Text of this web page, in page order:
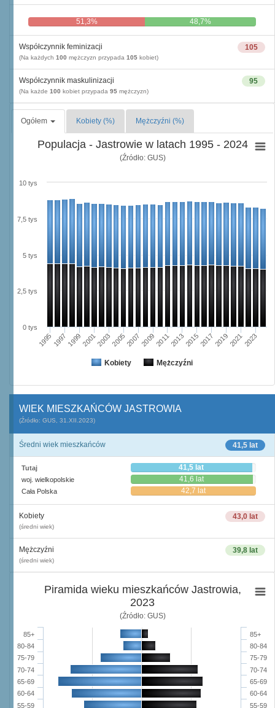
51,3% 48,7%
105
Współczynnik feminizacji
(Na każdych 100 mężczyzn przypada 105 kobiet)
95
Współczynnik maskulinizacji
(Na każde 100 kobiet przypada 95 mężczyzn)
Ogółem Kobiety (%) Mężczyźni (%)
Populacja - Jastrowie w latach 1995 - 2024
(Źródło: GUS)
Kobiety Mężczyźni
199519971999200120032005200720092011201320152017201920212023
0 tys
2,5 tys
5 tys
7,5 tys
10 tys
WIEK MIESZKAŃCÓW JASTROWIA
(Źródło: GUS, 31.XII.2023)
41,5 lat
Średni wiek mieszkańców
Tutaj 41,5 lat
woj. wielkopolskie 41,6 lat
Cała Polska 42,7 lat
43,0 lat
Kobiety
(średni wiek)
39,8 lat
Mężczyźni
(średni wiek)
Piramida wieku mieszkańców Jastrowia,
2023
(Źródło: GUS)
55-59
60-64
65-69
70-74
75-79
80-84
85+
55-59
60-64
65-69
70-74
75-79
80-84
85+